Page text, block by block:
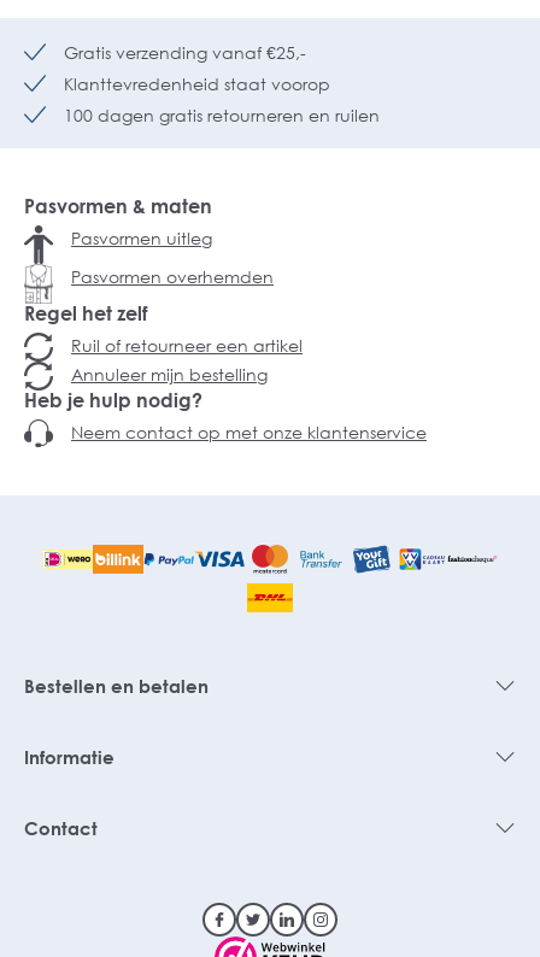
Gratis verzending vanaf €25,-
Klanttevredenheid staat voorop
100 dagen gratis retourneren en ruilen
Pasvormen & maten
Pasvormen uitleg
Pasvormen overhemden
Regel het zelf
Ruil of retourneer een artikel
Annuleer mijn bestelling
Heb je hulp nodig?
Neem contact op met onze klantenservice
Bestellen en betalen
Informatie
Contact